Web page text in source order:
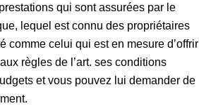
qui sont assurées par le
lequel est connu des propriétaires
comme celui qui est en mesure d’offrir
règles de l’art. ses conditions
et vous pouvez lui demander de